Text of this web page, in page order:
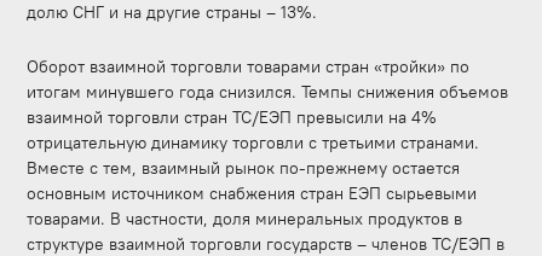
долю СНГ и на другие страны – 13%.
Оборот взаимной торговли товарами стран «тройки» по
итогам минувшего года снизился. Темпы снижения объемов
взаимной торговли стран ТС/ЕЭП превысили на 4%
отрицательную динамику торговли с третьими странами.
Вместе с тем, взаимный рынок по-прежнему остается
основным источником снабжения стран ЕЭП сырьевыми
товарами. В частности, доля минеральных продуктов в
структуре взаимной торговли государств – членов ТС/ЕЭП в